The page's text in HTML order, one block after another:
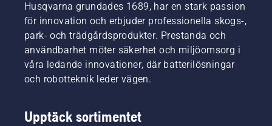
Husqvarna grundades 1689, har en stark passion
för innovation och erbjuder professionella skogs-,
park- och trädgårdsprodukter. Prestanda och
användbarhet möter säkerhet och miljöomsorg i
våra ledande innovationer, där batterilösningar
och robotteknik leder vägen.
Upptäck sortimentet